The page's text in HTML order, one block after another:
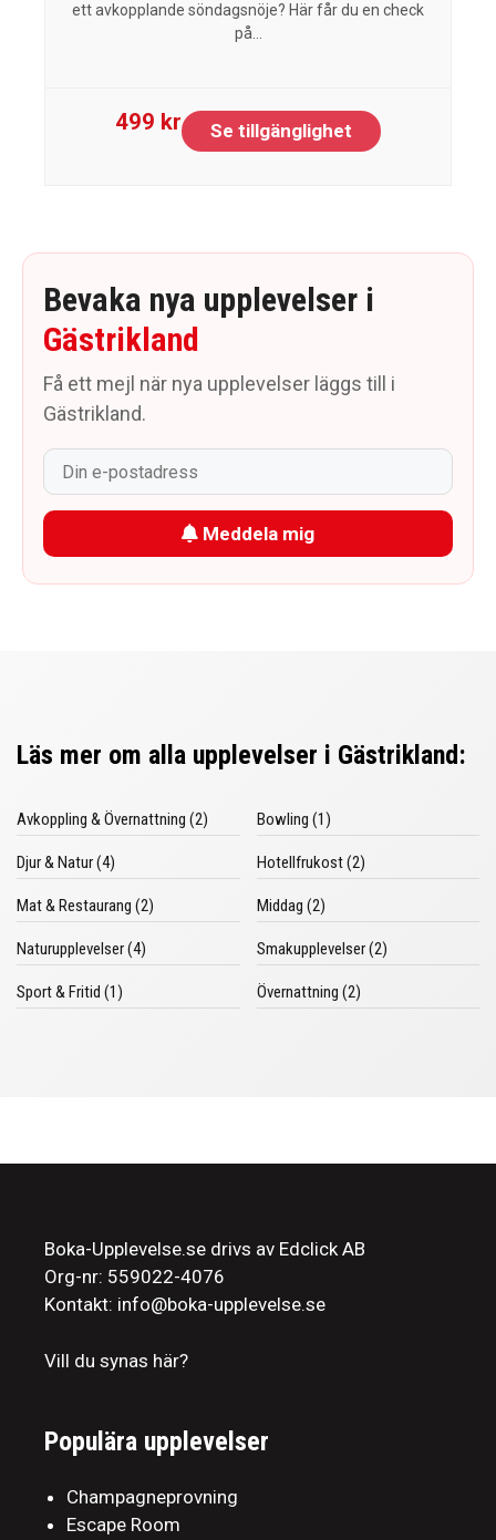
ett avkopplande söndagsnöje? Här får du en check
på...
499 kr Se tillgänglighet
Bevaka nya upplevelser i
Gästrikland
Få ett mejl när nya upplevelser läggs till i
Gästrikland.
Meddela mig
Läs mer om alla upplevelser i Gästrikland:
Avkoppling & Övernattning (2) Bowling (1)
Djur & Natur (4) Hotellfrukost (2)
Mat & Restaurang (2) Middag (2)
Naturupplevelser (4) Smakupplevelser (2)
Sport & Fritid (1) Övernattning (2)
Boka-Upplevelse.se drivs av Edclick AB
Org-nr: 559022-4076
Kontakt: info@boka-upplevelse.se
Vill du synas här?
Populära upplevelser
Champagneprovning
Escape Room